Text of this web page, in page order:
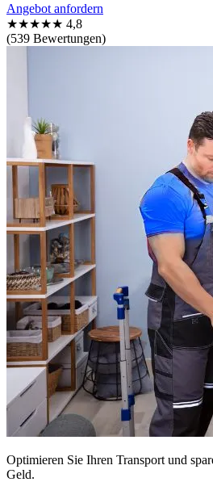
Angebot anfordern
★★★★★ 4,8
(539 Bewertungen)
Optimieren Sie Ihren Transport und
Geld.